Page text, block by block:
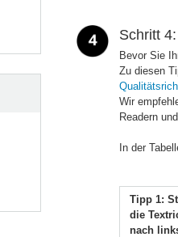
Schritt
Bevor Sie
Zu diesen
Wir
Readern
In der
Tipp 1:
die
nach